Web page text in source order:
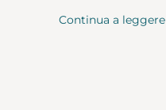
Continua a leggere